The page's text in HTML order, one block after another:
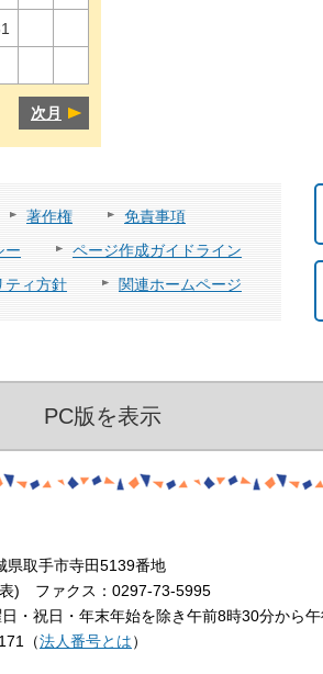
次月
著作権
免責事項
ー
ページ作成ガイドライン
ティ方針
関連ホームページ
PC版を表示
取手市寺田5139番地
) ファクス：0297-73-5995
・祝日・年末年始を除き午前8時30分から
（法人番号とは）